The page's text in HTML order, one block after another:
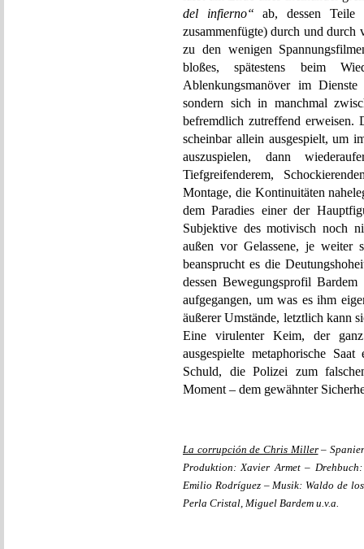
del infierno“ ab, dessen Teile
zusammenfügte) durch und durch
zu den wenigen
bloßes, spätestens beim
Ablenkungsmanöver im
sondern sich in manchmal
befremdlich zutreffend erweisen.
scheinbar allein ausgespielt, um
auszuspielen, dann
Tiefgreifenderem,
Montage, die Kontinuitäten
dem Paradies einer der
Subjektive des motivisch noch
außen vor Gelassene, je weiter
beansprucht es die
dessen Bewegungsprofil
aufgegangen, um was es ihm
äußerer Umstände, letztlich kann
Eine virulenter Keim, der
ausgespielte metaphorische
Schuld, die Polizei zum
Moment – dem gewähnter
La corrupción de Chris Miller–
Produktion: Xavier Armet –
Emilio Rodríguez – Musik: Waldo de
Perla Cristal, Miguel Bardem u.v.a.